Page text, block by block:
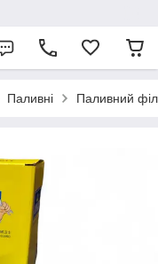
Паливні Паливний